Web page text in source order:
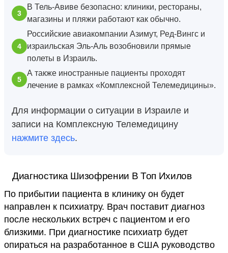
В Тель-Авиве безопасно: клиники, рестораны,
магазины и пляжи работают как обычно.
Российские авиакомпании Азимут, Ред-Вингс и
израильская Эль-Аль возобновили прямые
полеты в Израиль.
А также иностранные пациенты проходят
лечение в рамках «Комплексной Телемедицины».
Для информации о ситуации в Израиле и
записи на Комплексную Телемедицину
нажмите здесь.
Диагностика Шизофрении В Топ Ихилов
По прибытии пациента в клинику он будет
направлен к психиатру. Врач поставит диагноз
после нескольких встреч с пациентом и его
близкими. При диагностике психиатр будет
опираться на разработанное в США руководство